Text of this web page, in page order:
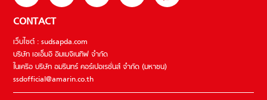
CONTACT
เว็บไซต์ : sudsapda.com
บริษัท เอเอ็มอี อิมเมจิเนทีฟ จำกัด
ในเครือ บริษัท อมรินทร์ คอร์เปอเรชั่นส์ จำกัด (มหาชน)
ssdofficial@amarin.co.th